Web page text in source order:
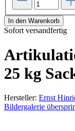
In den Warenkorb
Sofort versandfertig
25 kg
Hersteller: Ernst
Bildergalerie